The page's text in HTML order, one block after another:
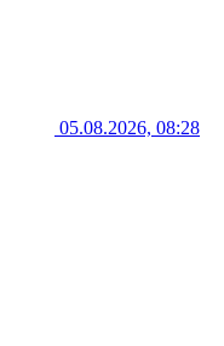
05.08.2026, 08:28